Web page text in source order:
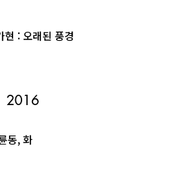
현 : 오래된 풍경
2016
동, 화